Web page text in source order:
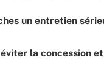
un entretien
la concession